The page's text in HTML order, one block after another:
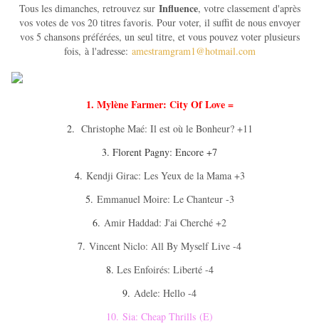
Tous les dimanches, retrouvez surInfluence, votre classement d'après
vos votes de vos 20 titres favoris. Pour voter, il suffit de nous envoyer
vos 5 chansons préférées, un seul titre, et vous pouvez voter plusieurs
fois, à l'adresse: amestramgram1@hotmail.com
1. Mylène Farmer: City Of Love =
2. Christophe Maé: Il est où le Bonheur? +11
3. Florent Pagny: Encore +7
4. Kendji Girac: Les Yeux de la Mama +3
5. Emmanuel Moire: Le Chanteur -3
6. Amir Haddad: J'ai Cherché +2
7. Vincent Niclo: All By Myself Live -4
8. Les Enfoirés: Liberté -4
9. Adele: Hello -4
10. Sia: Cheap Thrills (E)